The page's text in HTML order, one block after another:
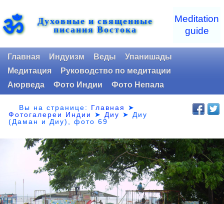
ॐ Духовные и священные
писания Востока
Meditation
guide
Главная Индуизм Веды
Упанишады
Медитация
Руководство по медитации
Аюрведа
Фото Индии Фото Непала
Вы на странице: Главная
➤
Фотогалереи Индии
➤ Диу ➤ Диу
(Даман и Диу), фото 69